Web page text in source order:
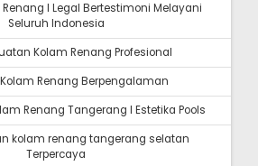
I Legal Bertestimoni Melayani
Seluruh Indonesia
Kolam Renang Profesional
Renang Berpengalaman
Renang Tangerang I Estetika Pools
kolam renang tangerang selatan
Terpercaya